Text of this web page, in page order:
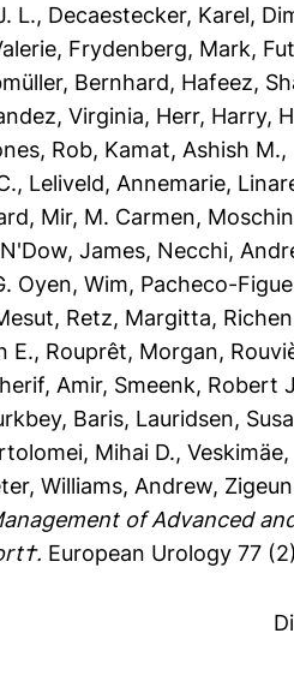
L., Decaestecker, Karel,
, Frydenberg, Mark,
Bernhard, Hafeez,
Virginia, Herr, Harry,
Rob, Kamat, Ashish M.,
, Leliveld, Annemarie,
, Mir, M. Carmen,
N'Dow, James, Necchi,
Oyen, Wim, Pacheco-
, Retz, Margitta,
E., Rouprêt, Morgan,
Amir, Smeenk, Robert
Baris, Lauridsen,
Mihai D.,
, Williams, Andrew,
of Advanced
European Urology 77